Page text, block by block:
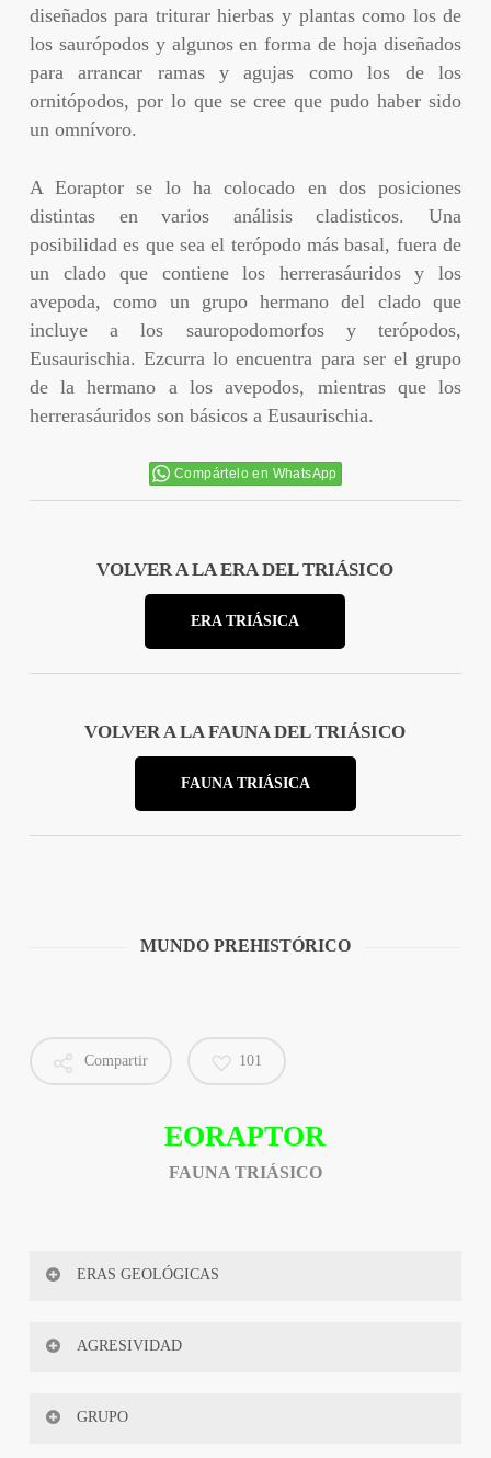
diseñados para triturar hierbas y plantas como los de
los saurópodos y algunos en forma de hoja diseñados
para arrancar ramas y agujas como los de los
ornitópodos, por lo que se cree que pudo haber sido
un omnívoro.
A Eoraptor se lo ha colocado en dos posiciones
distintas en varios análisis cladisticos. Una
posibilidad es que sea el terópodo más basal, fuera de
un clado que contiene los herrerasáuridos y los
avepoda, como un grupo hermano del clado que
incluye a los sauropodomorfos y terópodos,
Eusaurischia. Ezcurra lo encuentra para ser el grupo
de la hermano a los avepodos, mientras que los
herrerasáuridos son básicos a Eusaurischia.
Compártelo en WhatsApp
VOLVER A LA ERA DEL TRIÁSICO
ERA TRIÁSICA
VOLVER A LA FAUNA DEL TRIÁSICO
FAUNA TRIÁSICA
MUNDO PREHISTÓRICO
Compartir 101
EORAPTOR
FAUNA TRIÁSICO
ERAS GEOLÓGICAS
AGRESIVIDAD
GRUPO